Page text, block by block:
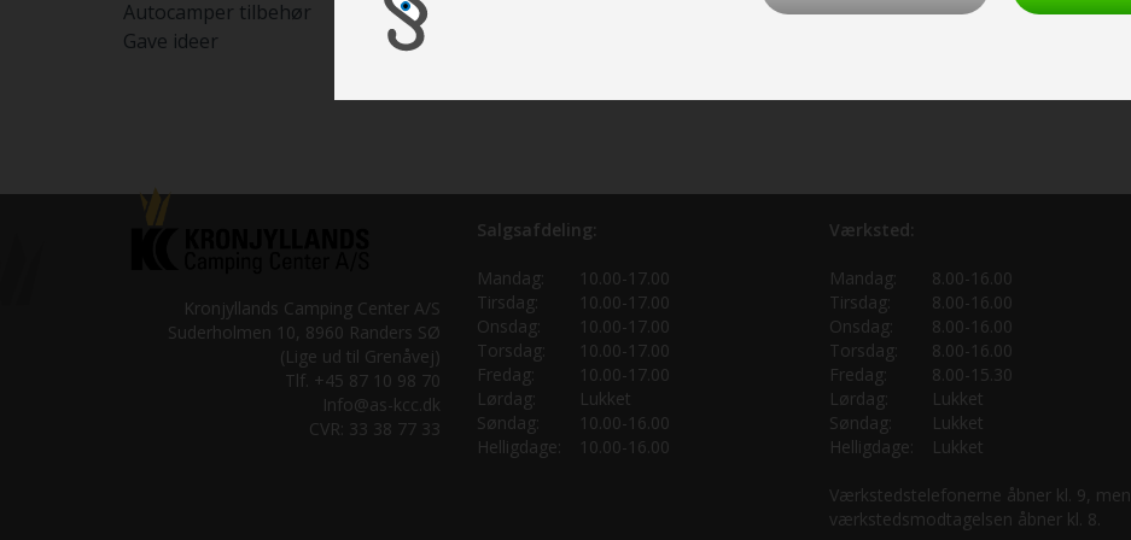
Autocamper tilbehør
Gave ideer
Kronjyllands Camping Center A/S
Suderholmen 10, 8960 Randers SØ
(Lige ud til Grenåvej)
Tlf. +45 87 10 98 70
Info@as-kcc.dk
CVR: 33 38 77 33
Salgsafdeling:
Mandag:
10.00-17.00
Tirsdag:
10.00-17.00
Onsdag:
10.00-17.00
Torsdag:
10.00-17.00
Fredag:
10.00-17.00
Lørdag:
Lukket
Søndag:
10.00-16.00
Helligdage:
10.00-16.00
Værksted:
Mandag:
8.00-16.00
Tirsdag:
8.00-16.00
Onsdag:
8.00-16.00
Torsdag:
8.00-16.00
Fredag:
8.00-15.30
Lørdag:
Lukket
Søndag:
Lukket
Helligdage:
Lukket
Værkstedstelefonerne åbner kl. 9, men
værkstedsmodtagelsen åbner kl. 8.